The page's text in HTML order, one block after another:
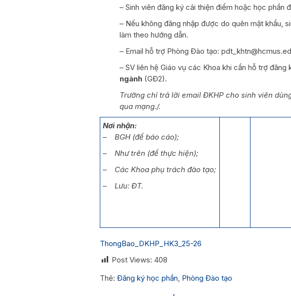
– Sinh viên đăng ký cải thiện điểm hoặc học phần
– Nếu không đăng nhập được do quên mật khẩu,
làm theo hướng dẫn.
– Email hỗ trợ Phòng Đào tạo:
– SV liên hệ Giáo vụ các Khoa khi cần hỗ trợ
ngành (GĐ2).
Trường chỉ trả lời email ĐKHP cho sinh viên
qua mạng./.
Nơi nhận:
– BGH (để báo cáo);
– Như trên (để thực hiện);
– Các Khoa phụ trách đào tạo;
– Lưu: ĐT.
ThongBao_DKHP_HK3_25-26
Post Views: 408
Thẻ: Đăng ký học phần, Phòng Đào tạo